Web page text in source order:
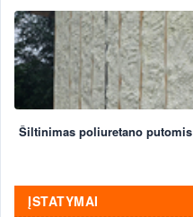
Šiltinimas poliuretano putomis
ĮSTATYMAI